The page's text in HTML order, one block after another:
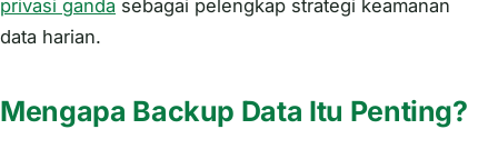
privasi ganda sebagai pelengkap strategi keamanan
data harian.
Mengapa Backup Data Itu Penting?